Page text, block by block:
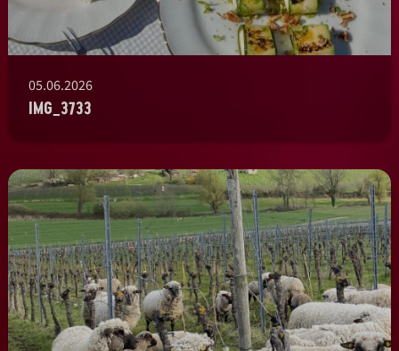
05.06.2026
IMG_3733